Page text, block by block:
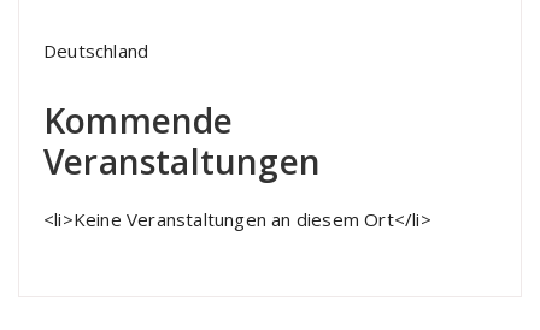
Deutschland
Kommende
Veranstaltungen
<li>Keine Veranstaltungen an diesem Ort</li>